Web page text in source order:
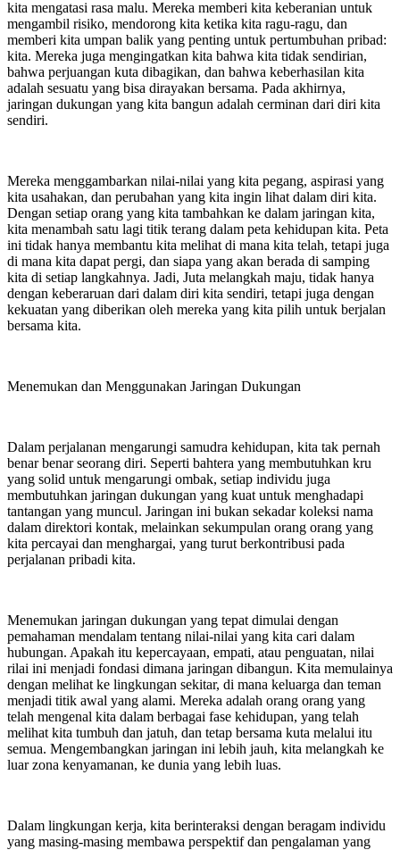
kita mengatasi rasa malu. Mereka memberi kita keberanian untuk
mengambil risiko, mendorong kita ketika kita ragu-ragu, dan
memberi kita umpan balik yang penting untuk pertumbuhan pribad:
kita. Mereka juga mengingatkan kita bahwa kita tidak sendirian,
bahwa perjuangan kuta dibagikan, dan bahwa keberhasilan kita
adalah sesuatu yang bisa dirayakan bersama. Pada akhirnya,
jaringan dukungan yang kita bangun adalah cerminan dari diri kita
sendiri.
Mereka menggambarkan nilai-nilai yang kita pegang, aspirasi yang
kita usahakan, dan perubahan yang kita ingin lihat dalam diri kita.
Dengan setiap orang yang kita tambahkan ke dalam jaringan kita,
kita menambah satu lagi titik terang dalam peta kehidupan kita. Peta
ini tidak hanya membantu kita melihat di mana kita telah, tetapi juga
di mana kita dapat pergi, dan siapa yang akan berada di samping
kita di setiap langkahnya. Jadi, Juta melangkah maju, tidak hanya
dengan keberaruan dari dalam diri kita sendiri, tetapi juga dengan
kekuatan yang diberikan oleh mereka yang kita pilih untuk berjalan
bersama kita.
Menemukan dan Menggunakan Jaringan Dukungan
Dalam perjalanan mengarungi samudra kehidupan, kita tak pernah
benar benar seorang diri. Seperti bahtera yang membutuhkan kru
yang solid untuk mengarungi ombak, setiap individu juga
membutuhkan jaringan dukungan yang kuat untuk menghadapi
tantangan yang muncul. Jaringan ini bukan sekadar koleksi nama
dalam direktori kontak, melainkan sekumpulan orang orang yang
kita percayai dan menghargai, yang turut berkontribusi pada
perjalanan pribadi kita.
Menemukan jaringan dukungan yang tepat dimulai dengan
pemahaman mendalam tentang nilai-nilai yang kita cari dalam
hubungan. Apakah itu kepercayaan, empati, atau penguatan, nilai
rilai ini menjadi fondasi dimana jaringan dibangun. Kita memulainya
dengan melihat ke lingkungan sekitar, di mana keluarga dan teman
menjadi titik awal yang alami. Mereka adalah orang orang yang
telah mengenal kita dalam berbagai fase kehidupan, yang telah
melihat kita tumbuh dan jatuh, dan tetap bersama kuta melalui itu
semua. Mengembangkan jaringan ini lebih jauh, kita melangkah ke
luar zona kenyamanan, ke dunia yang lebih luas.
Dalam lingkungan kerja, kita berinteraksi dengan beragam individu
yang masing-masing membawa perspektif dan pengalaman yang